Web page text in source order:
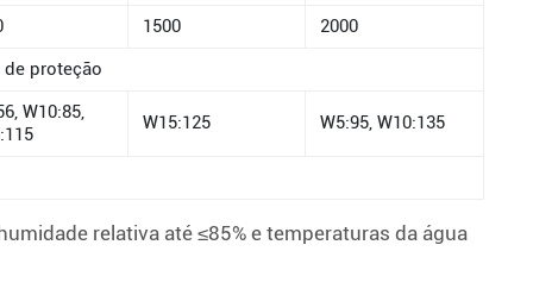
1500
2000
proteção
W10:85,
W15:125 W5:95, W10:135
relativa até ≤85% e temperaturas da água